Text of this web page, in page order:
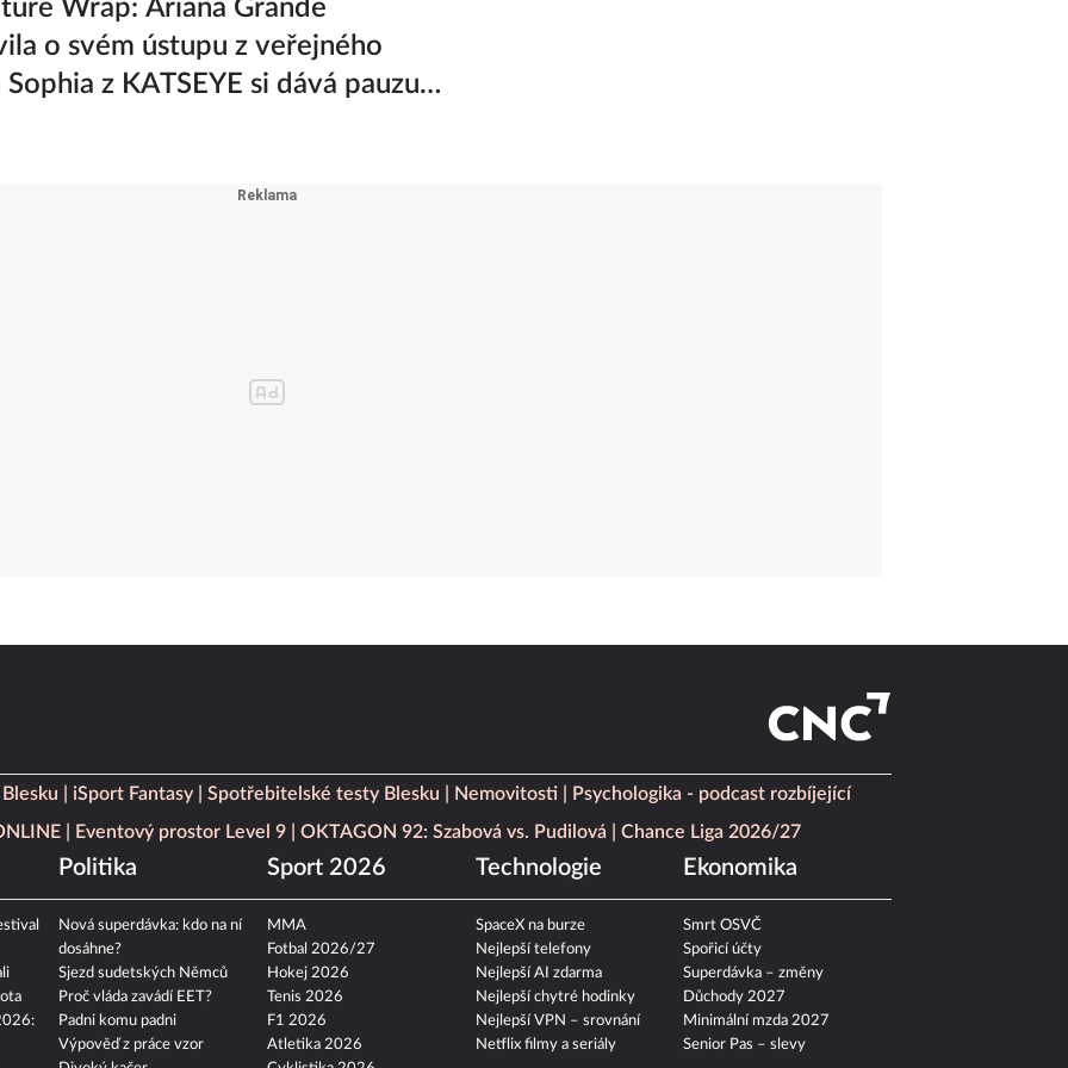
Wrap: Ariana Grande
o svém ústupu z veřejného
z KATSEYE si dává pauzu
iSport Fantasy Spotřebitelské testy Blesku Nemovitosti
Psychologika - podcast rozbíjející
Eventový prostor Level 9 OKTAGON 92: Szabová vs. Pudilová Chance Liga 2026/27
Politika
Nová superdávka: kdo na ní
dosáhne?
Sjezd sudetských Němců
Proč vláda zavádí EET?
Padni komu padni
Výpověď z práce vzor
Sport 2026
MMA
Fotbal 2026/27
Hokej 2026
Tenis 2026
F1 2026
Atletika 2026
Technologie
SpaceX na burze
Nejlepší telefony
Nejlepší AI zdarma
Nejlepší chytré hodinky
Nejlepší VPN – srovnání
Netflix filmy a seriály
Ekonomika
Smrt OSVČ
Spořicí účty
Superdávka – změny
Důchody 2027
Minimální mzda 2027
Senior Pas – slevy